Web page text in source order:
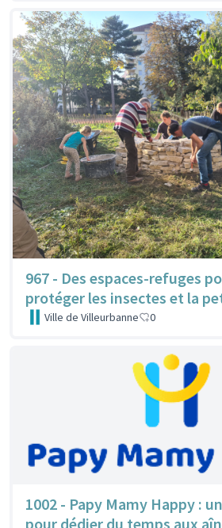
967 - Des espaces-refuges
protéger les insectes et la
Ville de Villeurbanne 0
1002 - Papy Mamy Happy :
pour dédier du temps aux